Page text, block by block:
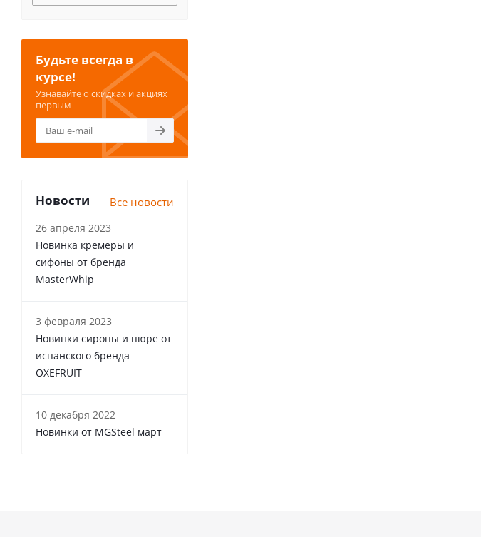
Будьте всегда в
курсе!
Узнавайте о скидках и акциях
первым
Новости Все новости
26 апреля 2023
Новинка кремеры и
сифоны от бренда
MasterWhip
3 февраля 2023
Новинки сиропы и пюре от
испанского бренда
OXEFRUIT
10 декабря 2022
Новинки от MGSteel март